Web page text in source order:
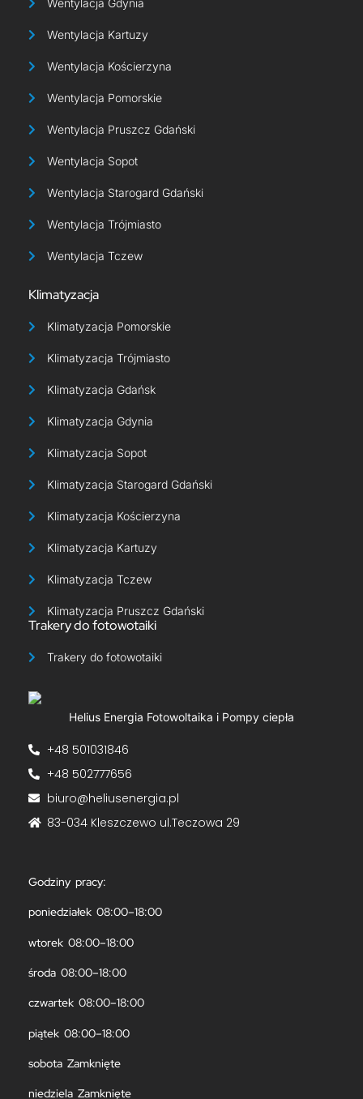
Wentylacja Gdynia
Wentylacja Kartuzy
Wentylacja Kościerzyna
Wentylacja Pomorskie
Wentylacja Pruszcz Gdański
Wentylacja Sopot
Wentylacja Starogard Gdański
Wentylacja Trójmiasto
Wentylacja Tczew
Klimatyzacja
Klimatyzacja Pomorskie
Klimatyzacja Trójmiasto
Klimatyzacja Gdańsk
Klimatyzacja Gdynia
Klimatyzacja Sopot
Klimatyzacja Starogard Gdański
Klimatyzacja Kościerzyna
Klimatyzacja Kartuzy
Klimatyzacja Tczew
Klimatyzacja Pruszcz Gdański
Trakery do fotowotaiki
Trakery do fotowotaiki​
Helius Energia Fotowoltaika i Pompy ciepła
+48 501031846
+48 502777656
biuro@heliusenergia.pl
83-034 Kleszczewo ul.Teczowa 29
Godziny pracy:
poniedziałek 08:00–18:00
wtorek 08:00–18:00
środa 08:00–18:00
czwartek 08:00–18:00
piątek 08:00–18:00
sobota Zamknięte
niedziela Zamknięte